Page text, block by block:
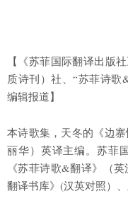
【《苏菲国际翻译出版
质诗刊）社、“苏菲诗
编辑报道】
本诗歌集，天冬的《边
丽华）英译主编。苏菲
《苏菲诗歌&翻译》（
翻译书库》(汉英对照）